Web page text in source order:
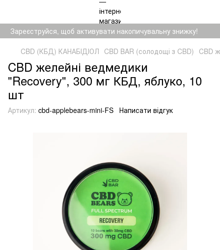
Зареєструйся, щоб активувати накопичувальну знижку!
CBD (КБД) КАНАБІДІОЛ CBD BAR (солодощі з CBD) CBD
CBD желейні ведмедики
"Recovery", 300 мг КБД, яблуко, 10
шт
Артикул: cbd-applebears-mini-FS Написати відгук